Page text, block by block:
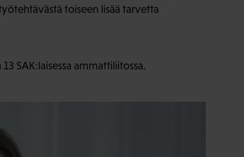
toiseen lisää tarvetta
SAK:laisessa ammattiliitossa.